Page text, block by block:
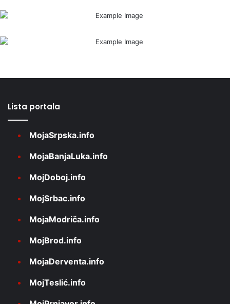
Lista portala
MojaSrpska.info
MojaBanjaLuka.info
MojDoboj.info
MojSrbac.info
MojaModriča.info
MojBrod.info
MojaDerventa.info
MojTeslić.info